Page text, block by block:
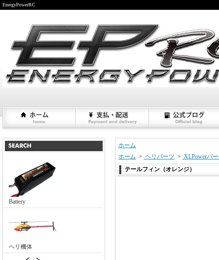
EnergyPowerRC
Battery
ヘリ機体
ホーム
ホーム > ヘリパーツ > XLPowerパ
テールフィン（オレンジ）